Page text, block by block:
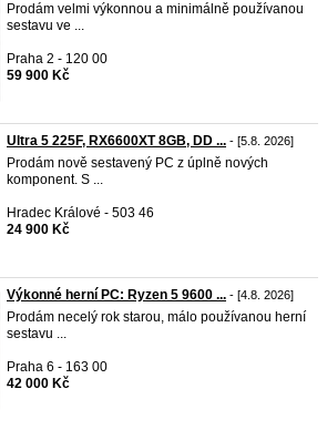
Prodám velmi výkonnou a minimálně používanou
sestavu ve ...
Praha 2 - 120 00
59 900 Kč
Ultra 5 225F, RX6600XT 8GB, DD ... - [5.8. 2026]
Prodám nově sestavený PC z úplně nových
komponent. S ...
Hradec Králové - 503 46
24 900 Kč
Výkonné herní PC: Ryzen 5 9600 ... - [4.8. 2026]
Prodám necelý rok starou, málo používanou herní
sestavu ...
Praha 6 - 163 00
42 000 Kč